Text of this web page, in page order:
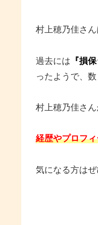
村上穂乃佳さ
過去には 『損
ったようで、
村上穂乃佳さ
経歴やプロフ
気になる方は